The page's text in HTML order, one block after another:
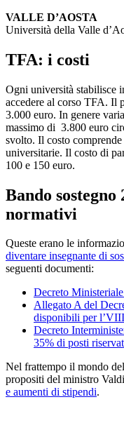
VALLE D’AOSTA
Università della Valle
TFA: i costi
Ogni università stabilisce
accedere al corso TFA. Il
3.000 euro. In genere
massimo di 3.800 euro
svolto. Il costo
universitarie. Il costo di
100 e 150 euro.
Bando
normativi
Queste erano le
diventare insegnante di
seguenti documenti:
Decreto
Allegato A del
disponibili per
Decreto
35% di posti
Nel frattempo il mondo
propositi del ministro
e aumenti di stipendi.